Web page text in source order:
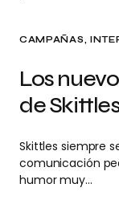
CAMPAÑAS
Los
de
Skittles siempre
comunicación
humor muy…